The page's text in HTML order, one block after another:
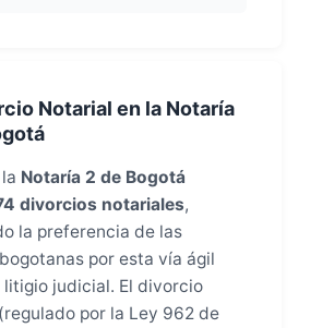
Notarial en la Notaría
Notaría 2 de Bogotá
divorcios notariales,
la preferencia de las
por esta vía ágil
judicial. El divorcio
por la Ley 962 de